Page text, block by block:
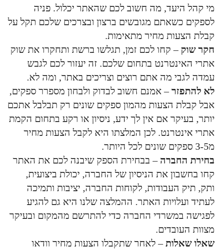
מי קהל היעד, מה חשוב לכם שהאתר יכלול. פניה
לספקים כשאתם מגובשים ברצון ובצרכים שלכם תקל על
קבלת הצעות מחיר מתאימות.
חקר שוק – קחו לכם זמן, תגלשו ברשת ותחקרו את שוק
אתרי האינטרנט בתחום שלכם. זה יעזור לכם לגבש
עמדה לגבי מה אתם רוצים וצריכים באתר, ומה לא.
לא להתפזר– אמנם חשוב לבדוק ולבחון מספרר ספקים,
אבל קבלת הצעות מהמון ספקים שונים רק תבלבל אתכם
יותר, בעיקר אם אין לך ידע, ניסיון או רקע בתחום הקמת
אתרי אינטרנט. לכן המלצתו היא לקבל הצעות מחיר
מ3-5 ספקים שונים לכל היותר.
בחירת החברה – בבחירת הספק שיבנה לכם את האתר
קחו בחשבון את הניסיון של החברה, יכולת ביצועית,
ותק, תיק העבודות, לקוחות החברה, יציבות ותמיכה
לעתיד ועלויות האתר. ההמלצה שלנו היא גם להגיע
לפגישה במשרדי החברה כדי להתרשם מהמקום ובעיקר
מצוות העובדים.
שאלו שאלות– לאחר שתקבלו הצעות מחיר וודאו